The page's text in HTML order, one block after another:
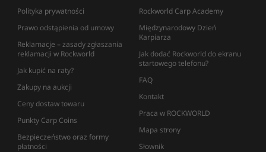
Polityka prywatności
Prawo odstąpienia od umowy
Reklamacje – zasady zgłaszania
reklamacji w Rockworld
Jak kupić na raty?
Zakupy na aukcji
Ceny dostaw towaru
Punkty Carp Coins
Bezpieczeństwo oraz formy
płatności
Rockworld Carp Academy
Międzynarodowy Dzień
Karpiarza
Jak dodać Rockworld do ekranu
startowego telefonu?
FAQ
Kontakt
Praca w ROCKWORLD
Mapa strony
Słownik